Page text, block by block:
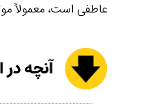
عاطفی است، معمولاً